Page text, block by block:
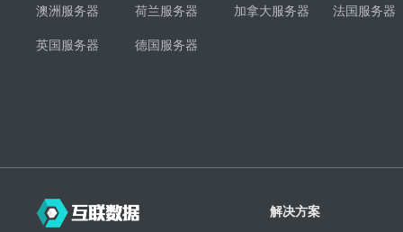
澳洲服务器 荷兰服务器 加拿大服务器 法国服务器
英国服务器 德国服务器
解决方案